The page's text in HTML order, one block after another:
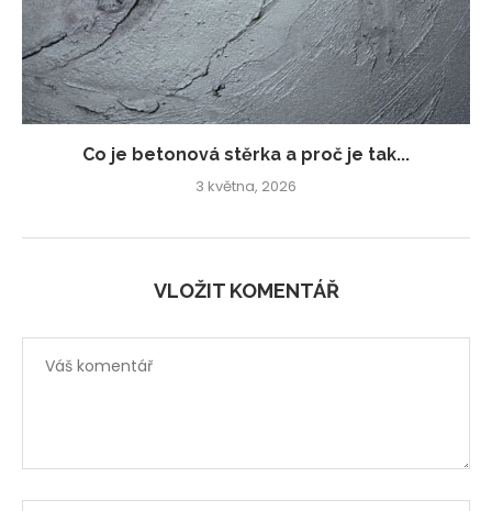
Co je betonová stěrka a proč je tak...
3 května, 2026
VLOŽIT KOMENTÁŘ